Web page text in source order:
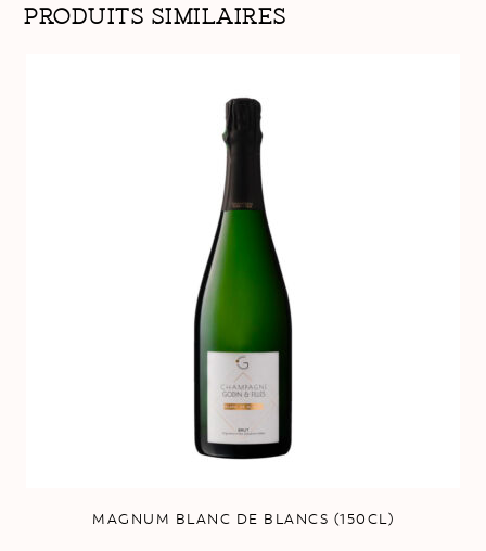
Produits similaires
MAGNUM BLANC DE BLANCS (150CL)